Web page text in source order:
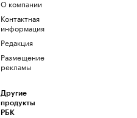
О компании
Контактная
информация
Редакция
Размещение
рекламы
Другие
продукты
РБК